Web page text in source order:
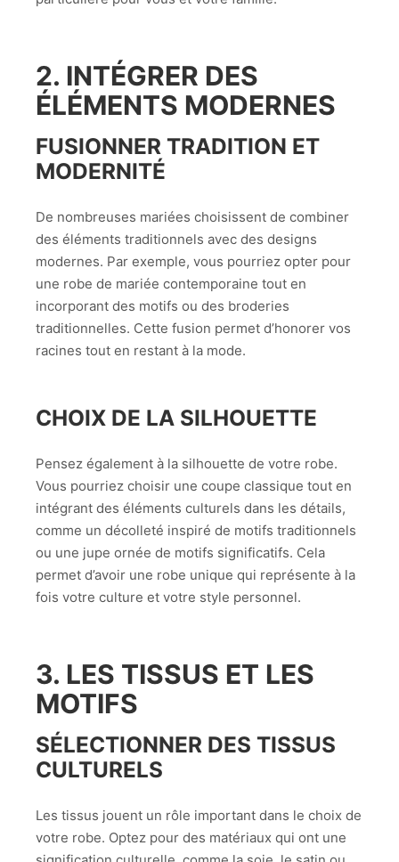
2. INTÉGRER DES
ÉLÉMENTS MODERNES
FUSIONNER TRADITION ET
MODERNITÉ
De nombreuses mariées choisissent de combiner
des éléments traditionnels avec des designs
modernes. Par exemple, vous pourriez opter pour
une robe de mariée contemporaine tout en
incorporant des motifs ou des broderies
traditionnelles. Cette fusion permet d’honorer vos
racines tout en restant à la mode.
CHOIX DE LA SILHOUETTE
Pensez également à la silhouette de votre robe.
Vous pourriez choisir une coupe classique tout en
intégrant des éléments culturels dans les détails,
comme un décolleté inspiré de motifs traditionnels
ou une jupe ornée de motifs significatifs. Cela
permet d’avoir une robe unique qui représente à la
fois votre culture et votre style personnel.
3. LES TISSUS ET LES
MOTIFS
SÉLECTIONNER DES TISSUS
CULTURELS
Les tissus jouent un rôle important dans le choix de
votre robe. Optez pour des matériaux qui ont une